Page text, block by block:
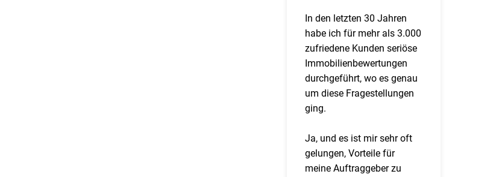
In den letzten 30 Jahren
habe ich für mehr als 3.000
zufriedene Kunden seriöse
Immobilienbewertungen
durchgeführt, wo es genau
um diese Fragestellungen
ging.
Ja, und es ist mir sehr oft
gelungen, Vorteile für
meine Auftraggeber zu